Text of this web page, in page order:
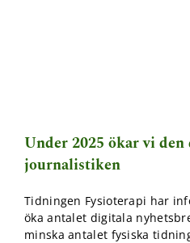
Under 2025 ökar vi
journalistiken
Tidningen Fysioterapi har
öka antalet digitala
minska antalet fysiska